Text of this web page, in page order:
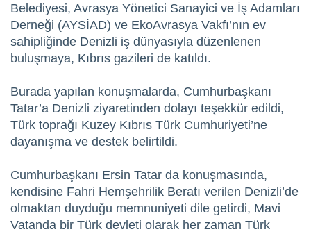
Belediyesi, Avrasya Yönetici Sanayici ve İş Adamları
Derneği (AYSİAD) ve EkoAvrasya Vakfı’nın ev
sahipliğinde Denizli iş dünyasıyla düzenlenen
buluşmaya, Kıbrıs gazileri de katıldı.
Burada yapılan konuşmalarda, Cumhurbaşkanı
Tatar’a Denizli ziyaretinden dolayı teşekkür edildi,
Türk toprağı Kuzey Kıbrıs Türk Cumhuriyeti’ne
dayanışma ve destek belirtildi.
Cumhurbaşkanı Ersin Tatar da konuşmasında,
kendisine Fahri Hemşehrilik Beratı verilen Denizli’de
olmaktan duyduğu memnuniyeti dile getirdi, Mavi
Vatanda bir Türk devleti olarak her zaman Türk